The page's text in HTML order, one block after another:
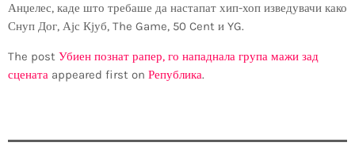
Анџелес, каде што требаше да настапат хип-хоп изведувачи како
Снуп Дог, Ајс Кјуб, The Game, 50 Cent и YG.
The post Убиен познат рапер, го нападнала група мажи зад
сцената appeared first on Република.